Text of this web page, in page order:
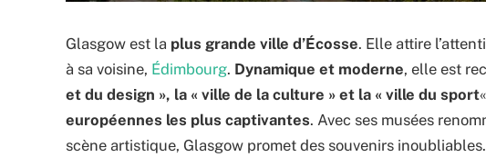
Glasgow est la plus grande ville d’Écosse. Elle attire
à sa voisine, Édimbourg. Dynamique et moderne, elle est
et du design », la « ville de la culture » et la « ville du sport
européennes les plus captivantes. Avec ses musées
scène artistique, Glasgow promet des souvenirs inoubliables.